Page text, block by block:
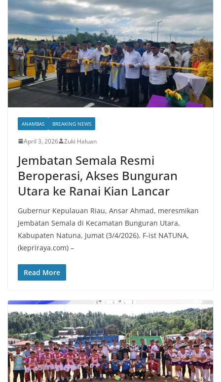
ANAMBAS BREAKING NEWS
April 3, 2026 Zuki Haluan
Jembatan Semala Resmi
Beroperasi, Akses Bunguran
Utara ke Ranai Kian Lancar
Gubernur Kepulauan Riau, Ansar Ahmad, meresmikan
Jembatan Semala di Kecamatan Bunguran Utara,
Kabupaten Natuna, Jumat (3/4/2026). F-ist NATUNA,
(kepriraya.com) –
Read More